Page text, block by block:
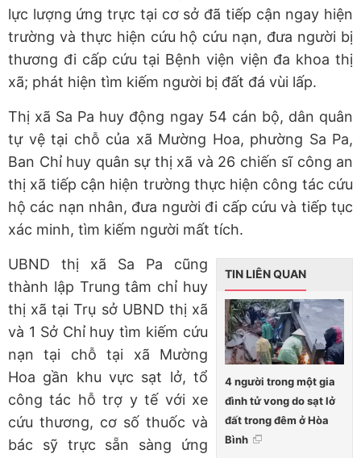
lực lượng ứng trực tại cơ sở đã tiếp cận ngay hiện
trường và thực hiện cứu hộ cứu nạn, đưa người bị
thương đi cấp cứu tại Bệnh viện viện đa khoa thị
xã; phát hiện tìm kiếm người bị đất đá vùi lấp.
Thị xã Sa Pa huy động ngay 54 cán bộ, dân quân
tự vệ tại chỗ của xã Mường Hoa, phường Sa Pa,
Ban Chỉ huy quân sự thị xã và 26 chiến sĩ công an
thị xã tiếp cận hiện trường thực hiện công tác cứu
hộ các nạn nhân, đưa người đi cấp cứu và tiếp tục
xác minh, tìm kiếm người mất tích.
TIN LIÊN QUAN
4 người trong một gia
đình tử vong do sạt lở
đất trong đêm ở Hòa
Bình
UBND thị xã Sa Pa cũng
thành lập Trung tâm chỉ huy
thị xã tại Trụ sở UBND thị xã
và 1 Sở Chỉ huy tìm kiếm cứu
nạn tại chỗ tại xã Mường
Hoa gần khu vực sạt lở, tổ
công tác hỗ trợ y tế với xe
cứu thương, cơ số thuốc và
bác sỹ trực sẵn sàng ứng